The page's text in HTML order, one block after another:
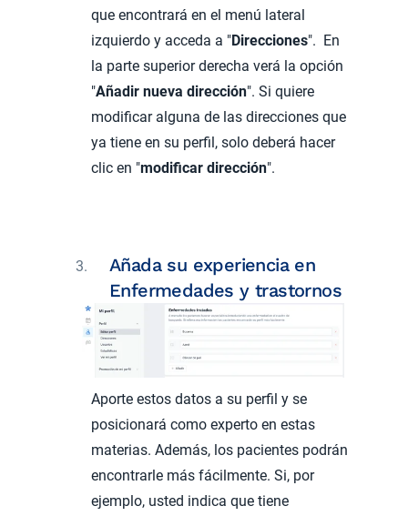
que encontrará en el menú lateral
izquierdo y acceda a "Direcciones". En
la parte superior derecha verá la opción
"Añadir nueva dirección". Si quiere
modificar alguna de las direcciones que
ya tiene en su perfil, solo deberá hacer
clic en "modificar dirección".
Añada su experiencia en
Enfermedades y trastornos
Aporte estos datos a su perfil y se
posicionará como experto en estas
materias. Además, los pacientes podrán
encontrarle más fácilmente. Si, por
ejemplo, usted indica que tiene